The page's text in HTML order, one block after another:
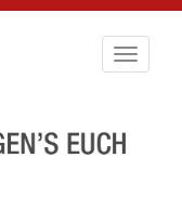
Toggle